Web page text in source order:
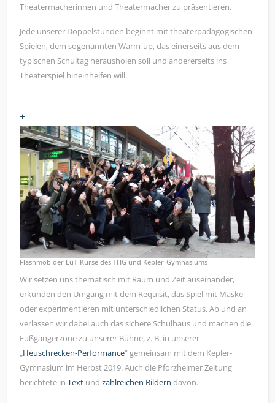
Theatermacherinnen und Theatermacher zu präsentieren.
Jede unserer Doppelstunden beginnt mit theaterpädagogischen
Spielen, dem sogenannten Warm-up, das einerseits aus dem
typischen Schultag herausholen soll und andererseits ins
Theaterspiel hineinhelfen will.
+
Flashmob der LuT-Kurse des THG und Kepler-Gymnasiums
Wir setzen uns thematisch mit Raum und Zeit auseinander,
erkunden den Umgang mit dem Requisit, das Spiel mit Maske
oder experimentieren mit unterschiedlichen Status. Ab und an
verlassen wir dabei auch das sichere Schulhaus und machen die
Fußgängerzone zu unserer Bühne, z. B. in unserer
„Heuschrecken-Performance“ gemeinsam mit dem Kepler-
Gymnasium im Herbst 2019. Auch die Pforzheimer Zeitung
berichtete in Text und zahlreichen Bildern davon.